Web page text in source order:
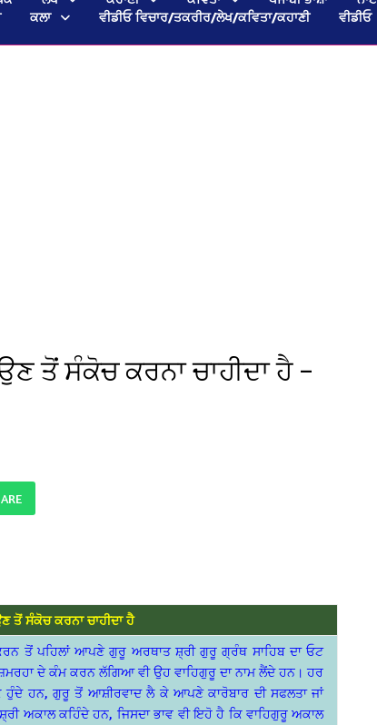
ਕਲਾ ਵੀਡੀਓ ਵਿਚਾਰ/ਤਕਰੀਰ/ਲੇਖ/ਕਵਿਤਾ/ਕਹਾਣੀ
ਵੀਡੀਓ
ਤੋਂ ਸੰਕੋਚ ਕਰਨਾ ਚਾਹੀਦਾ ਹੈ –
ਤੋਂ ਸੰਕੋਚ ਕਰਨਾ ਚਾਹੀਦਾ ਹੈ
ਤੋਂ ਪਹਿਲਾਂ ਆਪਣੇ ਗੁਰੂ ਅਰਥਾਤ ਸ਼੍ਰੀ ਗੁਰੂ ਗ੍ਰੰਥ ਸਾਹਿਬ ਦਾ ਓਟ
ਦੇ ਕੰਮ ਕਰਨ ਲੱਗਿਆ ਵੀ ਉਹ ਵਾਹਿਗੁਰੂ ਦਾ ਨਾਮ ਲੈਂਦੇ ਹਨ। ਹਰ
ਹਨ, ਗੁਰੂ ਤੋਂ ਆਸ਼ੀਰਵਾਦ ਲੈ ਕੇ ਆਪਣੇ ਕਾਰੋਬਾਰ ਦੀ ਸਫਲਤਾ ਜਾਂ
ਅਕਾਲ ਕਹਿੰਦੇ ਹਨ, ਜਿਸਦਾ ਭਾਵ ਵੀ ਇਹੋ ਹੈ ਕਿ ਵਾਹਿਗੁਰੂ ਅਕਾਲ